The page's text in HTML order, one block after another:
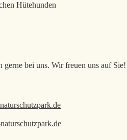
Hütehunden
gerne bei uns. Wir freuen uns auf Sie!